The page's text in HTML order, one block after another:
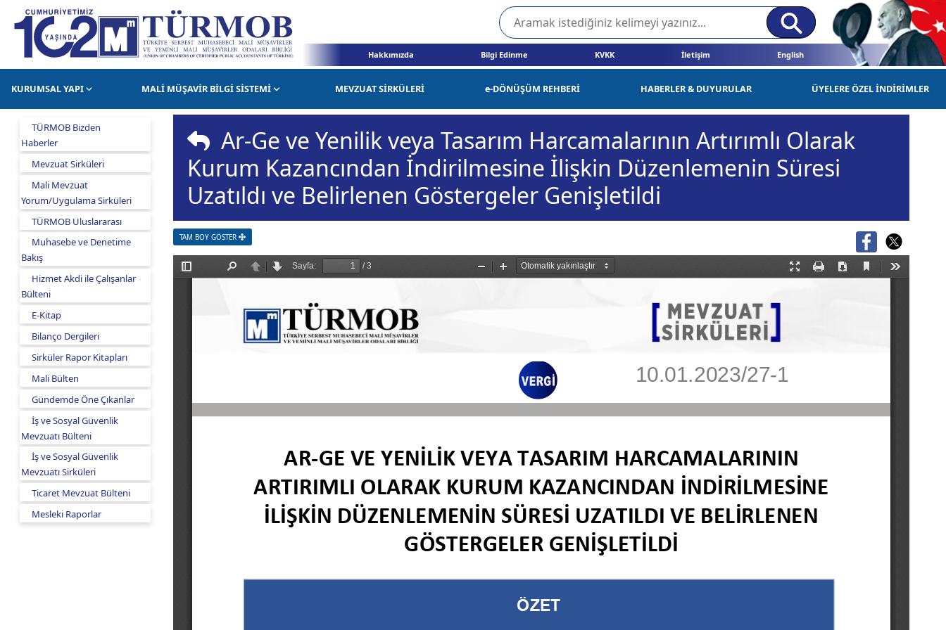
Hakkımızda Bilgi Edinme KVKK İletişim English
KURUMSAL YAPI MALİ MÜŞAVİR BİLGİ SİSTEMİ MEVZUAT SİRKÜLERİ e-DÖNÜŞÜM REHBERİ HABERLER & DUYURULAR ÜYELERE ÖZEL İNDİRİMLER
TÜRMOB Bizden
Haberler
Mevzuat Sirküleri
Mali Mevzuat
Yorum/Uygulama Sirküleri
TÜRMOB Uluslararası
Muhasebe ve Denetime
Bakış
Hizmet Akdi ile Çalışanlar
Bülteni
E-Kitap
Bilanço Dergileri
Sirküler Rapor Kitapları
Mali Bülten
Gündemde Öne Çıkanlar
İş ve Sosyal Güvenlik
Mevzuatı Bülteni
İş ve Sosyal Güvenlik
Mevzuatı Sirküleri
Ticaret Mevzuat Bülteni
Mesleki Raporlar
Ar-Ge ve Yenilik veya Tasarım Harcamalarının Artırımlı Olarak
Kurum Kazancından İndirilmesine İlişkin Düzenlemenin Süresi
Uzatıldı ve Belirlenen Göstergeler Genişletildi
TAM BOY GÖSTER